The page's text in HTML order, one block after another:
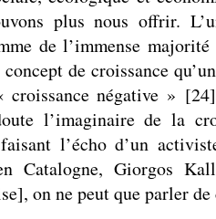
plus nous offrir.
de l’immense
de croissance
croissance négative » [24]
l’imaginaire de la
l’écho d’un
Catalogne, Giorgos
on ne peut que parler